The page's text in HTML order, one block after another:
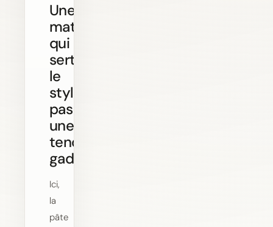
Une
matière
qui
sert
le
style,
pas
une
tendance
gadget
Ici,
la
pâte